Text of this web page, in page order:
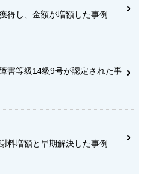
得し、金額が増額した事例
害等級14級9号が認定された事
料増額と早期解決した事例